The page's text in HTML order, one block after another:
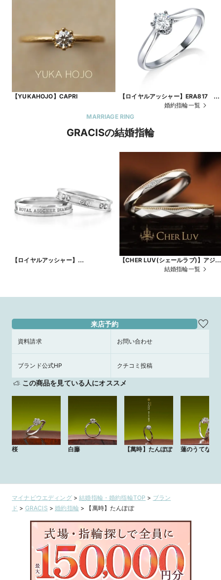
【YUKAHOJO】CAPRI
【ロイヤルアッシャー】ERA817 ク
婚約指輪一覧
MARRIAGE RING
GRACISの結婚指輪
【ロイヤルアッシャー】
【CHER LUV(シェールラブ)】アジュ
結婚指輪一覧
来店予約
資料請求 お問い合わせ
ブランド公式HP クチコミ投稿
この商品を見ている人にオススメ
桜 白藤 【萬時】たんぽぽ 蓮のうてな
マイナビウエディング>結婚指輪・婚約指輪TOP > ブラン
ド > GRACIS >婚約指輪 > 【萬時】たんぽぽ